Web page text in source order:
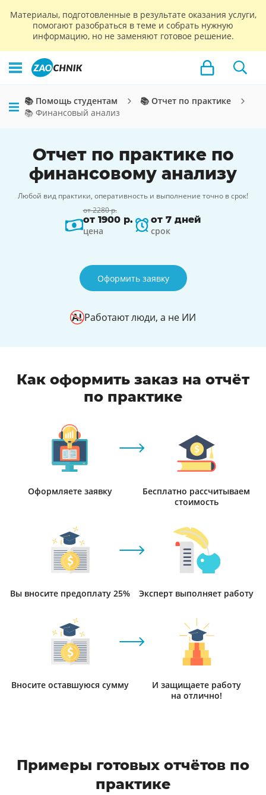
Материалы, подготовленные в результате оказания услуги,
помогают разобраться в теме и собрать нужную
информацию, но не заменяют готовое решение.
📚 Помощь студентам
📚 Отчет по практике
📚 Финансовый анализ
Отчет по практике по
финансовому анализу
Любой вид практики, оперативность и выполнение точно в срок!
от 2280 р.
от 1900 р.
цена
от 7 дней
срок
Оформить заявку
Работают люди, а не ИИ
Как оформить заказ на отчёт
по практике
Оформляете заявку
Бесплатно рассчитываем
стоимость
Вы вносите предоплату 25% Эксперт выполняет работу
Вносите оставшуюся сумму
И защищаете работу
на отлично!
Примеры готовых отчётов по
практике